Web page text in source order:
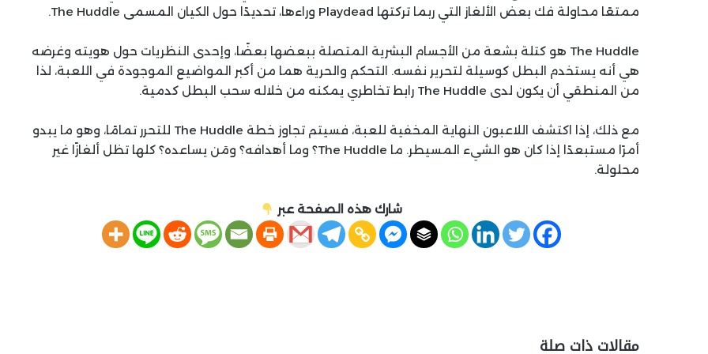
ممتعًا محاولة فك بعض الألغاز التي ربما تركتها Playdead وراءها، تحديدًا حول الكيان المسمى The Huddle.
The Huddle هو كتلة بشعة من الأجسام البشرية المتصلة ببعضها بعضًا، وإحدى النظريات حول هويته وغرضه
هي أنه يستخدم البطل كوسيلة لتحرير نفسه. التحكم والحرية هما من أكبر المواضيع الموجودة في اللعبة، لذا
من المنطقي أن يكون لدى The Huddle رابط تخاطري يمكنه من خلاله سحب البطل كدمية.
مع ذلك، إذا اكتشف اللاعبون النهاية المخفية للعبة، فسيتم تجاوز خطة The Huddle للتحرر تمامًا، وهو ما يبدو
أمرًا مستبعدًا إذا كان هو الشيء المسيطر. ما The Huddle؟ وما أهدافه؟ ومَن يساعده؟ كلها تظل ألغازًا غير
محلولة.
شارك هذه الصفحة عبر
مقالات ذات صلة